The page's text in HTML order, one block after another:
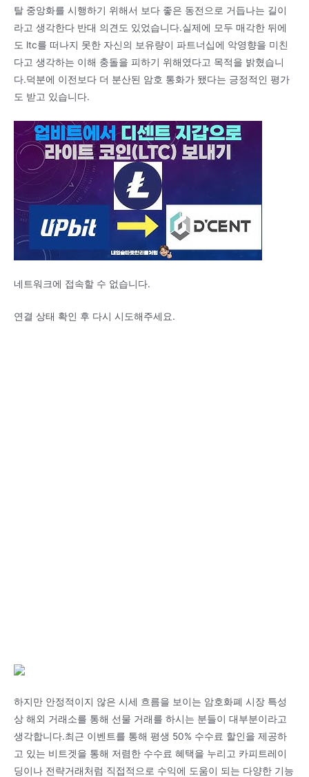
탈 중앙화를 시행하기 위해서 보다 좋은 동전으로 거듭나는 길이
라고 생각한다 반대 의견도 있었습니다.실제에 모두 매각한 뒤에
도 ltc를 떠나지 못한 자신의 보유량이 파트너십에 악영향을 미친
다고 생각하는 이해 충돌을 피하기 위해였다고 목적을 밝혔습니
다.덕분에 이전보다 더 분산된 암호 통화가 됐다는 긍정적인 평가
도 받고 있습니다.
네트워크에 접속할 수 없습니다.
연결 상태 확인 후 다시 시도해주세요.
하지만 안정적이지 않은 시세 흐름을 보이는 암호화폐 시장 특성
상 해외 거래소를 통해 선물 거래를 하시는 분들이 대부분이라고
생각합니다.최근 이벤트를 통해 평생 50% 수수료 할인을 제공하
고 있는 비트겟을 통해 저렴한 수수료 혜택을 누리고 카피트레이
딩이나 전략거래처럼 직접적으로 수익에 도움이 되는 다양한 기능